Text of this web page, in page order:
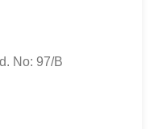
No: 97/B